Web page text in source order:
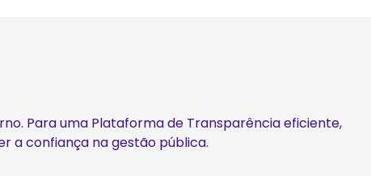
Para uma Plataforma de Transparência eficiente,
a confiança na gestão pública.